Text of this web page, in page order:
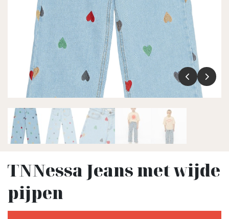
TNNessa Jeans met wijde
pijpen